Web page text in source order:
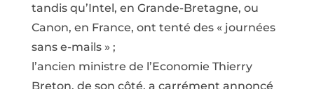
tandis qu’Intel, en Grande-Bretagne, ou
Canon, en France, ont tenté des « journées
sans e-mails » ;
l’ancien ministre de l’Economie Thierry
Breton, de son côté, a carrément annoncé